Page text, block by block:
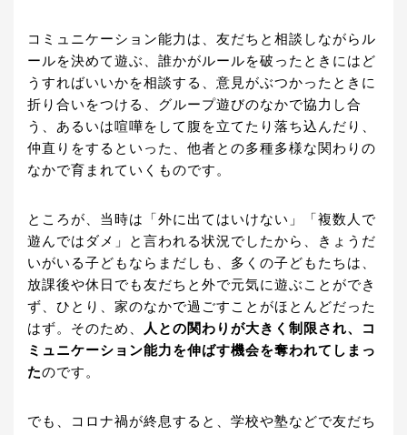
コミュニケーション能力は、友だちと相談しながらル
ールを決めて遊ぶ、誰かがルールを破ったときにはど
うすればいいかを相談する、意見がぶつかったときに
折り合いをつける、グループ遊びのなかで協力し合
う、あるいは喧嘩をして腹を立てたり落ち込んだり、
仲直りをするといった、他者との多種多様な関わりの
なかで育まれていくものです。
ところが、当時は「外に出てはいけない」「複数人で
遊んではダメ」と言われる状況でしたから、きょうだ
いがいる子どもならまだしも、多くの子どもたちは、
放課後や休日でも友だちと外で元気に遊ぶことができ
ず、ひとり、家のなかで過ごすことがほとんどだった
はず。そのため、
人との関わりが大きく制限され、コ
ミュニケーション能力を伸ばす機会を奪われてしまっ
たのです。
でも、コロナ禍が終息すると、学校や塾などで友だち